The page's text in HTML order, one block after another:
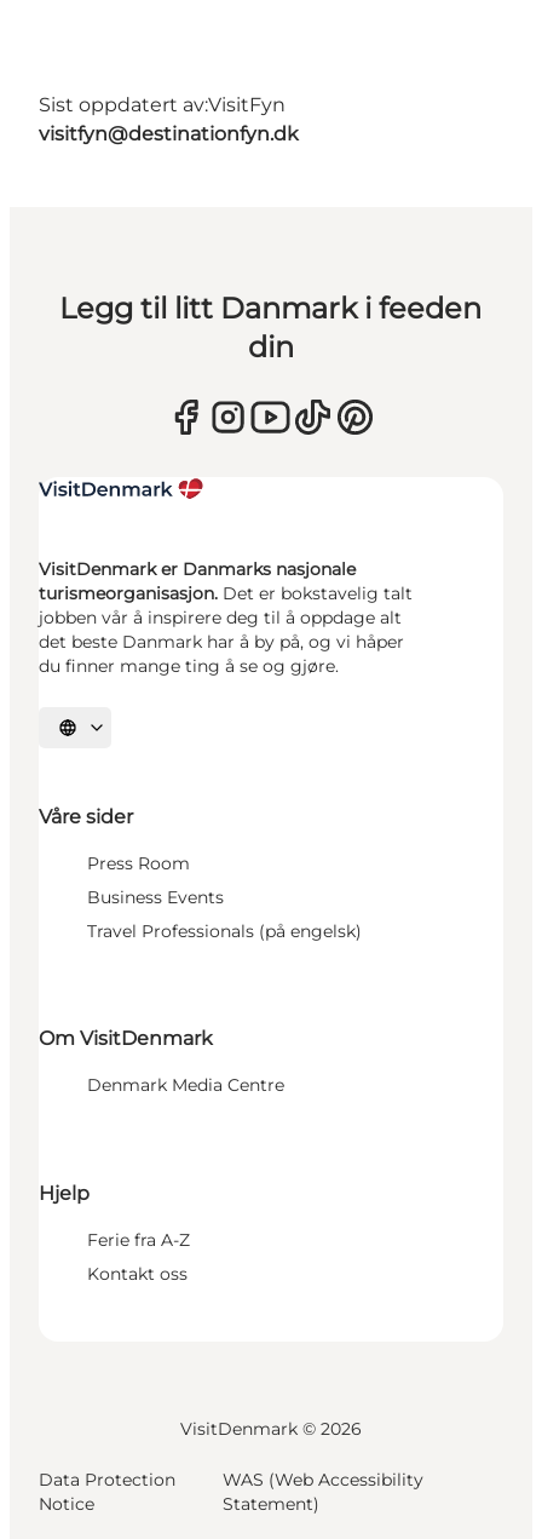
Sist oppdatert av:VisitFyn
visitfyn@destinationfyn.dk
Legg til litt Danmark i feeden
din
VisitDenmark er Danmarks nasjonale
turismeorganisasjon. Det er bokstavelig talt
jobben vår å inspirere deg til å oppdage alt
det beste Danmark har å by på, og vi håper
du finner mange ting å se og gjøre.
Velg språk
Våre sider
Press Room
Business Events
Travel Professionals (på engelsk)
Om VisitDenmark
Denmark Media Centre
Hjelp
Ferie fra A-Z
Kontakt oss
VisitDenmark © 2026
Data Protection
Notice
WAS (Web Accessibility
Statement)